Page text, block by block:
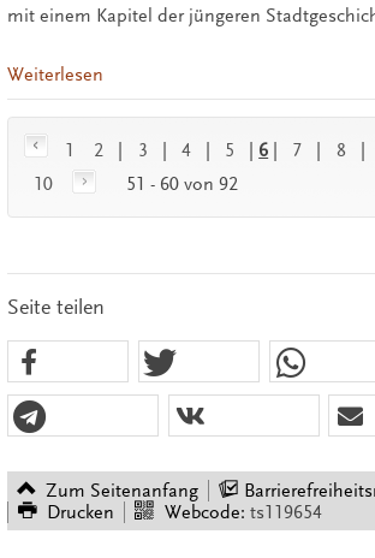
mit einem Kapitel der jüngeren
Weiterlesen
1 2 3 4 5 6 7 8
10
51 - 60 von 92
Seite teilen
Zum Seitenanfang
Drucken
Webcode: ts119654